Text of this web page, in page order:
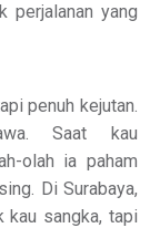
perjalanan yang
penuh kejutan.
Saat kau
olah ia paham
Di Surabaya,
sangka, tapi